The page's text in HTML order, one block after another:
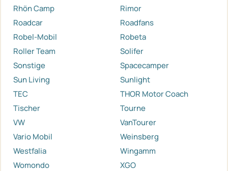
Rhön Camp
Rimor
Roadcar
Roadfans
Robel-Mobil
Robeta
Roller Team
Solifer
Sonstige
Spacecamper
Sun Living
Sunlight
TEC
THOR Motor Coach
Tischer
Tourne
VW
VanTourer
Vario Mobil
Weinsberg
Westfalia
Wingamm
Womondo
XGO